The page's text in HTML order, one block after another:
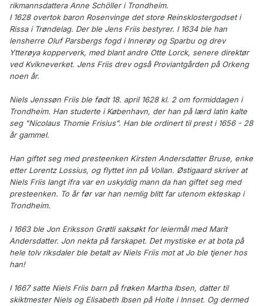
rikmannsdattera Anne Schöller i Trondheim.
I 1628 overtok baron Rosenvinge det store Reinsklostergodset i
Rissa i Trøndelag. Der ble Jens Friis bestyrer. I 1634 ble han
lensherre Oluf Parsbergs fogd i Innerøy og Sparbu og drev
Ytterøya kopperverk, med blant andre Otte Lorck, senere direktør
ved Kvikneverket. Jens Friis drev også Proviantgården på Orkeng
noen år.
Niels Jenssøn Friis ble født 18. april 1628 kl. 2 om formiddagen i
Trondheim. Han studerte i København, der han på lærd latin kalte
seg "Nicolaus Thomie Frisius". Han ble ordinert til prest i 1656 - 28
år gammel.
Han giftet seg med presteenken Kirsten Andersdatter Bruse, enke
etter Lorentz Lossius, og flyttet inn på Vollan. Østigaard skriver at
Niels Friis langt ifra var en uskyldig mann da han giftet seg med
presteenken. To år før var han nemlig blitt far utenom ekteskap i
Trondheim.
I 1663 ble Jon Eriksson Grøtli saksøkt for leiermål med Marit
Andersdatter. Jon nekta på farskapet. Det mystiske er at bota på
hele tolv riksdaler ble betalt av Niels Friis mot at Jo ble tjener hos
han!
I 1667 satte Niels Friis barn på frøken Martha Ibsen, datter til
skiktmester Niels og Elisabeth Ibsen på Holte i Innset. Og dermed